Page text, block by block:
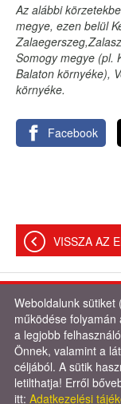
Az alábbi
megye, ezen belül
Somogy megye (pl.
Balaton környéke),
környéke.
Facebook
VISSZA AZ
© 2026 -
Oldal információk
Weboldalunk sütiket
működése
a legjobb
Önnek, valamint a
céljából. A sütik
letilthatja! Erről
itt: Adatkezelési